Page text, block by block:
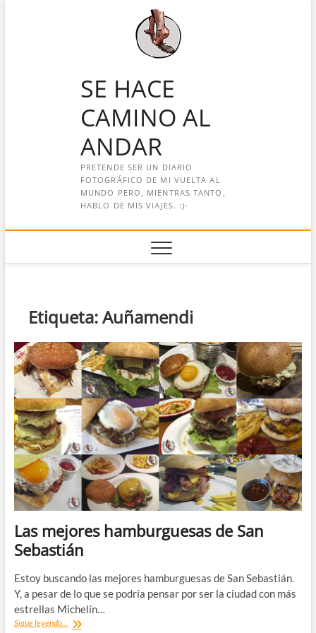
SE HACE
CAMINO AL
ANDAR
PRETENDE SER UN DIARIO
FOTOGRÁFICO DE MI VUELTA AL
MUNDO PERO, MIENTRAS TANTO,
HABLO DE MIS VIAJES. :)-
Etiqueta:Auñamendi
Las mejores hamburguesas de San
Sebastián
Estoy buscando las mejores hamburguesas de San Sebastián.
Y, a pesar de lo que se podría pensar por ser la ciudad con más
estrellas Michelín…
Sigue leyendo... Las